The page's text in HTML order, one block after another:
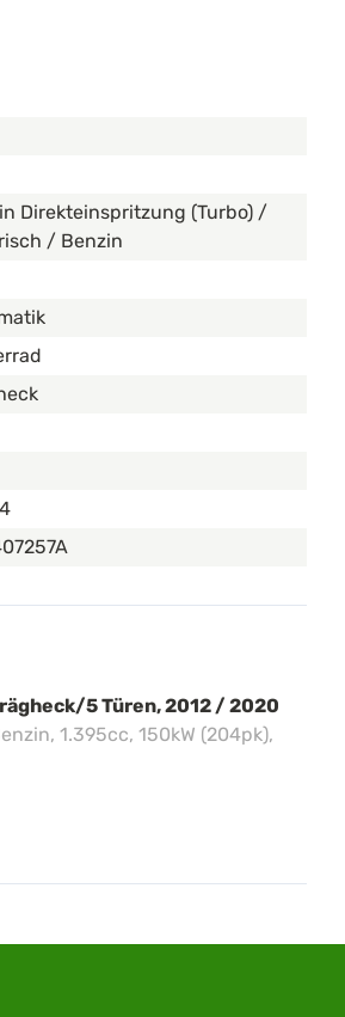
Direkteinspritzung (Turbo) /
/ Benzin
5 Türen, 2012 / 2020
1.395cc, 150kW (204pk),